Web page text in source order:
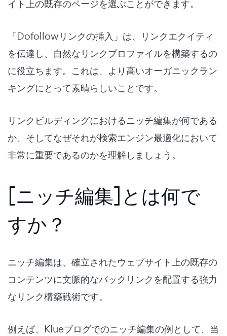
イト上の既存のページを選ぶことができます。
「Dofollowリンクの挿入」は、リンクエクイティ
を伝達し、自然なリンクプロファイルを構築するの
に役立ちます。これは、より高いオーガニックラン
キングにとって素晴らしいことです。
リンクビルディングにおけるニッチ編集が何である
か、そしてなぜそれが検索エンジン最適化において
非常に重要であるのかを理解しましょう。
[ニッチ編集]とは何で
すか？
ニッチ編集は、確立されたウェブサイト上の既存の
コンテンツに文脈的なバックリンクを配置する強力
なリンク構築戦術です。
例えば、Klueブログでのニッチ編集の例として、当